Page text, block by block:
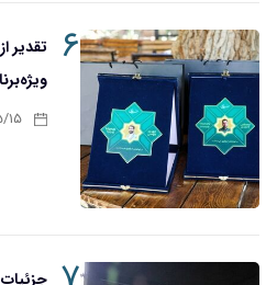
۶ تقدیر از مصطفی احمدی در
ویژه‌برنامه «ستارگان خبرفوری»
۱۴۰۵/۰۵/۱۵ ۱۵:۳۸
جزئیات نقشه‌های تازه متروی تهران/